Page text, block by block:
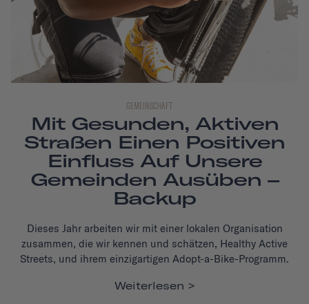
GEMEINSCHAFT
Mit Gesunden, Aktiven
Straßen Einen Positiven
Einfluss Auf Unsere
Gemeinden Ausüben –
Backup
Dieses Jahr arbeiten wir mit einer lokalen Organisation
zusammen, die wir kennen und schätzen, Healthy Active
Streets, und ihrem einzigartigen Adopt-a-Bike-Programm.
Weiterlesen